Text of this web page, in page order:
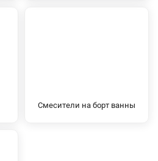
Смесители на борт ванны